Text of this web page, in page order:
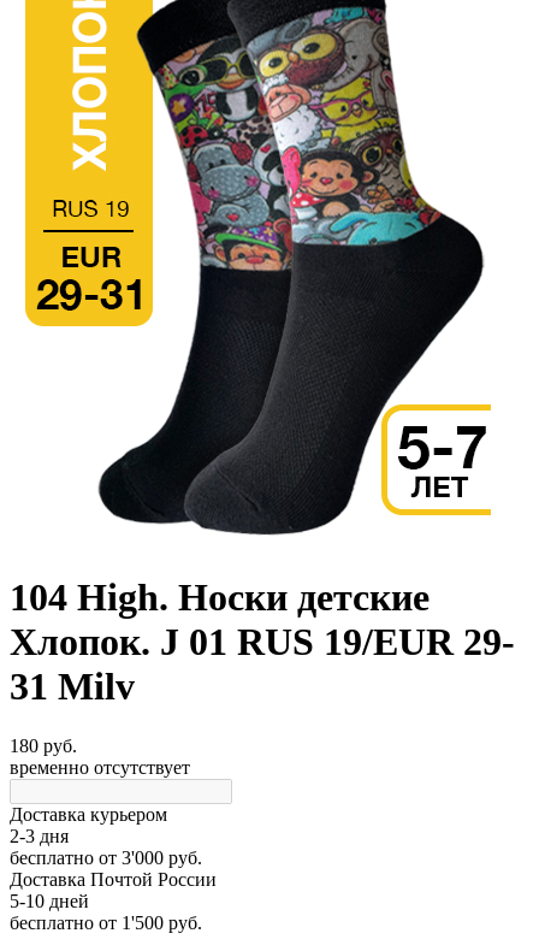
104 High. Носки детские
Хлопок. J 01 RUS 19/EUR 29-
31 Milv
180 руб.
временно отсутствует
Доставка курьером
2-3 дня
бесплатно от 3'000 руб.
Доставка Почтой России
5-10 дней
бесплатно от 1'500 руб.